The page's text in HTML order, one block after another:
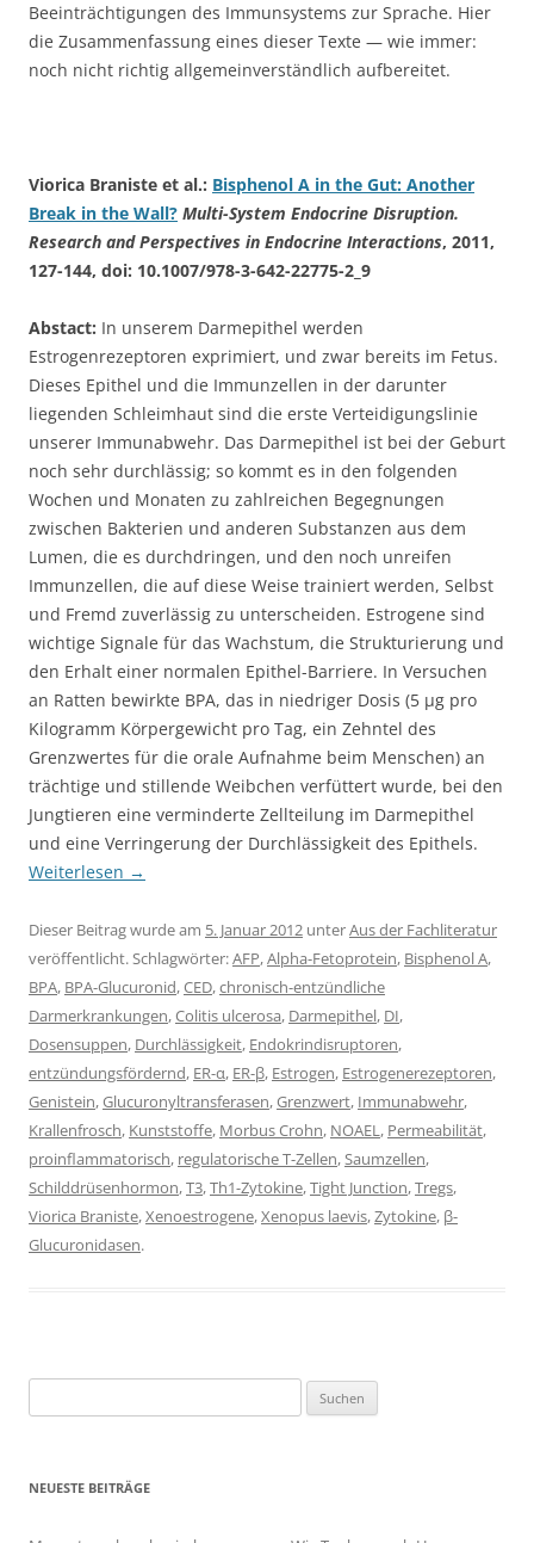
Beeinträchtigungen des Immunsystems zur Sprache. Hier
die Zusammenfassung eines dieser Texte — wie immer:
noch nicht richtig allgemeinverständlich aufbereitet.
Viorica Braniste et al.: Bisphenol A in the Gut: Another
Break in the Wall? Multi-System Endocrine Disruption.
Research and Perspectives in Endocrine Interactions, 2011,
127-144, doi: 10.1007/978-3-642-22775-2_9
Abstact: In unserem Darmepithel werden
Estrogenrezeptoren exprimiert, und zwar bereits im Fetus.
Dieses Epithel und die Immunzellen in der darunter
liegenden Schleimhaut sind die erste Verteidigungslinie
unserer Immunabwehr. Das Darmepithel ist bei der Geburt
noch sehr durchlässig; so kommt es in den folgenden
Wochen und Monaten zu zahlreichen Begegnungen
zwischen Bakterien und anderen Substanzen aus dem
Lumen, die es durchdringen, und den noch unreifen
Immunzellen, die auf diese Weise trainiert werden, Selbst
und Fremd zuverlässig zu unterscheiden. Estrogene sind
wichtige Signale für das Wachstum, die Strukturierung und
den Erhalt einer normalen Epithel-Barriere. In Versuchen
an Ratten bewirkte BPA, das in niedriger Dosis (5 µg pro
Kilogramm Körpergewicht pro Tag, ein Zehntel des
Grenzwertes für die orale Aufnahme beim Menschen) an
trächtige und stillende Weibchen verfüttert wurde, bei den
Jungtieren eine verminderte Zellteilung im Darmepithel
und eine Verringerung der Durchlässigkeit des Epithels.
Weiterlesen →
Dieser Beitrag wurde am 5. Januar 2012 unterAus der Fachliteratur
veröffentlicht. Schlagwörter:AFP,Alpha-Fetoprotein, Bisphenol A,
BPA, BPA-Glucuronid,CED,chronisch-entzündliche
Darmerkrankungen,Colitis ulcerosa, Darmepithel, DI,
Dosensuppen, Durchlässigkeit, Endokrindisruptoren,
entzündungsfördernd, ER-α, ER-β, Estrogen, Estrogenerezeptoren,
Genistein,Glucuronyltransferasen,Grenzwert, Immunabwehr,
Krallenfrosch, Kunststoffe, Morbus Crohn, NOAEL, Permeabilität,
proinflammatorisch, regulatorische T-Zellen,Saumzellen,
Schilddrüsenhormon,T3,Th1-Zytokine,Tight Junction,Tregs,
Viorica Braniste,Xenoestrogene,Xenopus laevis,Zytokine, β-
Glucuronidasen.
nach:
NEUESTE BEITRÄGE